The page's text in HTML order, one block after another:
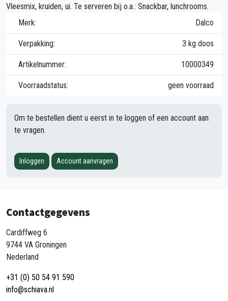
Vleesmix, kruiden, ui. Te serveren bij o.a.: Snackbar, lunchrooms.
Merk:
Dalco
Verpakking: 3 kg doos
Artikelnummer: 10000349
Voorraadstatus: geen voorraad
Om te bestellen dient u eerst in te loggen of een account aan
te vragen.
Inloggen Account aanvragen
Contactgegevens
Cardiffweg 6
9744 VA Groningen
Nederland
+31 (0) 50 54 91 590
info@schiava.nl